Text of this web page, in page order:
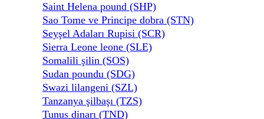
Saint Helena pound (SHP)
Sao Tome ve Principe dobra (STN)
Seyşel Adaları Rupisi (SCR)
Sierra Leone leone (SLE)
Somalili şilin (SOS)
Sudan poundu (SDG)
Swazi lilangeni (SZL)
Tanzanya şilbaşı (TZS)
Tunus dinarı (TND)